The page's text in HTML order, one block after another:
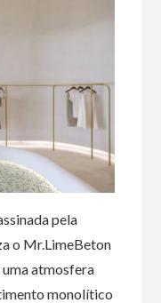
pela
o Mr.LimeBeton
atmosfera
monolítico